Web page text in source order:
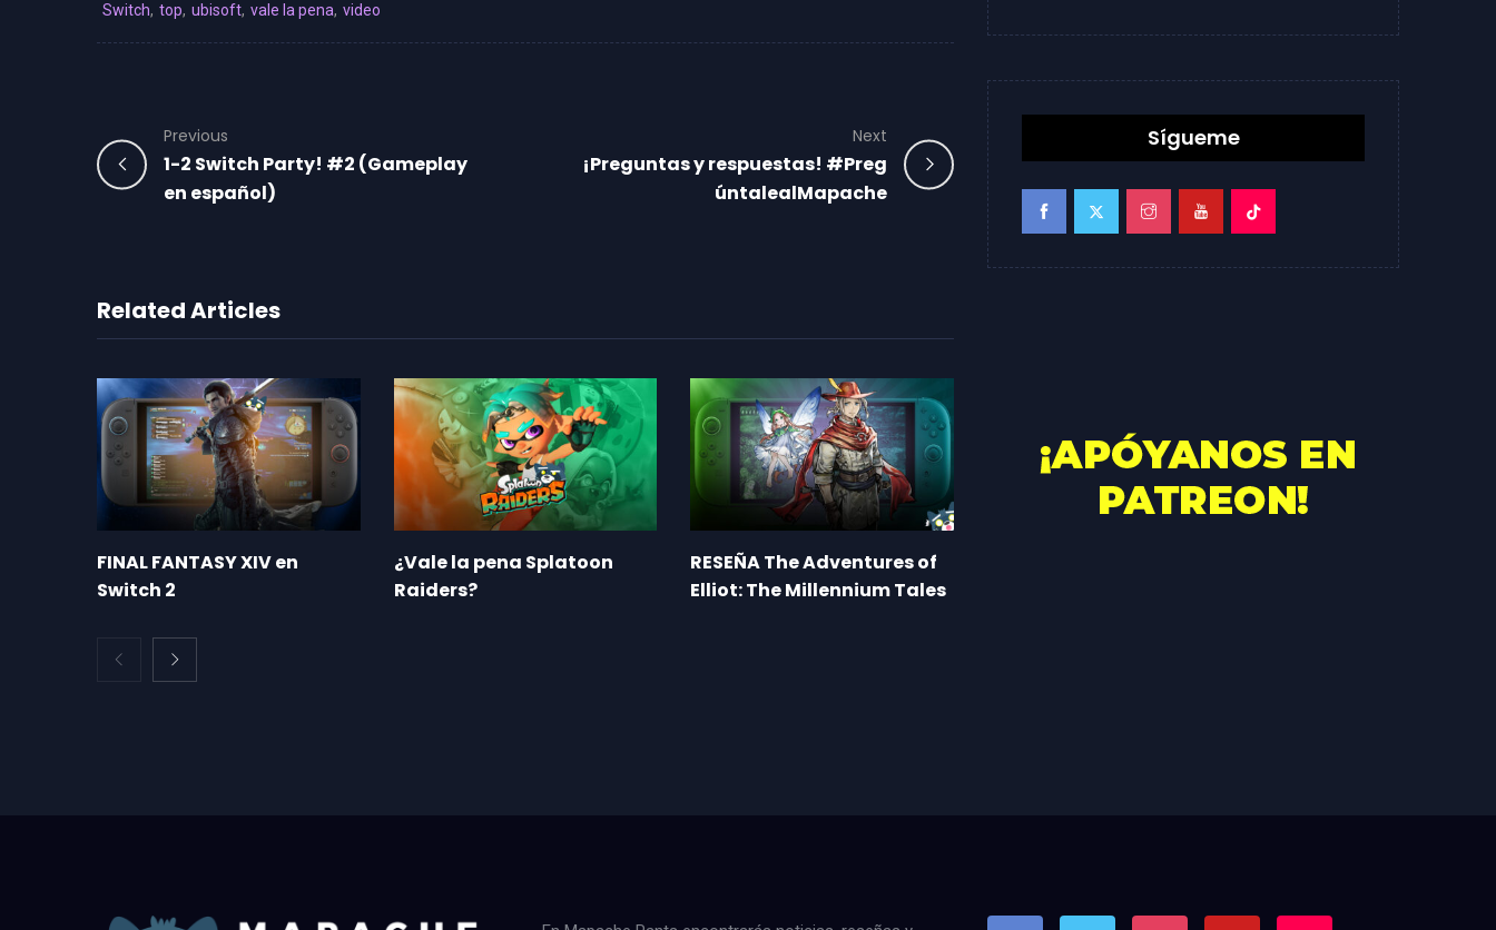
Switch, top, ubisoft, vale la pena, video
Previous
1-2 Switch Party! #2 (Gameplay
en español)
Next
¡Preguntas y respuestas! #Preg
úntalealMapache
Related Articles
FINAL FANTASY XIV en
Switch 2
¿Vale la pena Splatoon
Raiders?
RESEÑA The Adventures of
Elliot: The Millennium Tales
Sígueme